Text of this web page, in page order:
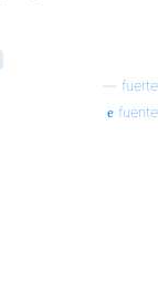
fuerte
fuente